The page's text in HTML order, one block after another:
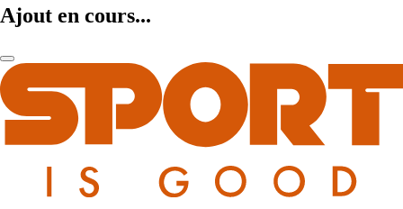
Ajout en cours...